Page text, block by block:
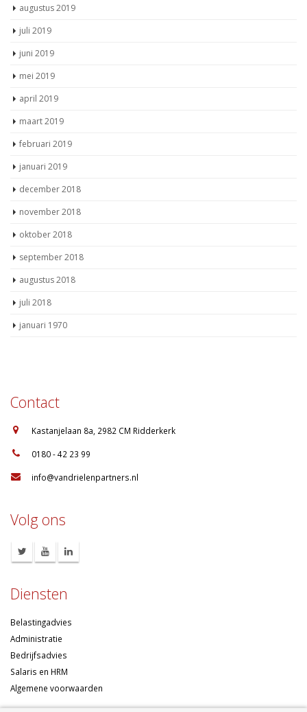
augustus 2019
juli 2019
juni 2019
mei 2019
april 2019
maart 2019
februari 2019
januari 2019
december 2018
november 2018
oktober 2018
september 2018
augustus 2018
juli 2018
januari 1970
Contact
Kastanjelaan 8a, 2982 CM Ridderkerk
0180 - 42 23 99
info@vandrielenpartners.nl
Volg ons
Diensten
Belastingadvies
Administratie
Bedrijfsadvies
Salaris en HRM
Algemene voorwaarden